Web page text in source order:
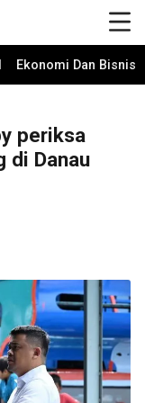
Ekonomi Dan Bisnis
periksa
di Danau